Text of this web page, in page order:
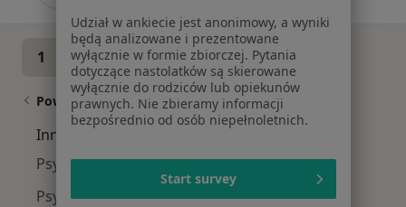
1 2 3
Powiązane wyszukiwania
Inne dzielnice w Gdańsku
Psychologia placówki Aniołki
Psychologia placówki Oliwa
Udział w ankiecie jest anonimowy, a wyniki
będą analizowane i prezentowane
wyłącznie w formie zbiorczej. Pytania
dotyczące nastolatków są skierowane
wyłącznie do rodziców lub opiekunów
prawnych. Nie zbieramy informacji
bezpośrednio od osób niepełnoletnich.
Start survey